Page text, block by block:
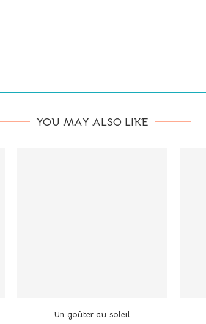
YOU MAY ALSO LIKE
Un goûter au soleil